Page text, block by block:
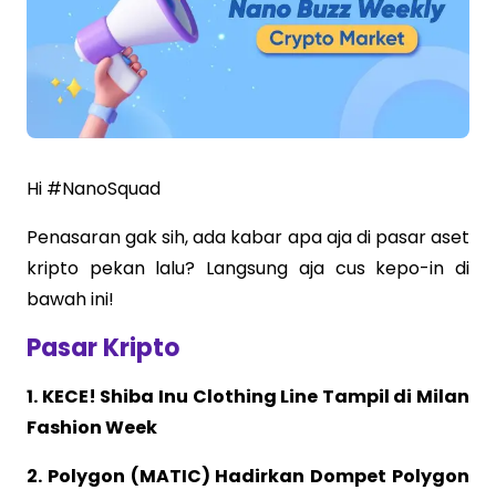
Hi #NanoSquad
Penasaran gak sih, ada kabar apa aja di pasar aset
kripto pekan lalu? Langsung aja cus kepo-in di
bawah ini!
Pasar Kripto
1. KECE! Shiba Inu Clothing Line Tampil di Milan
Fashion Week
2. Polygon (MATIC) Hadirkan Dompet Polygon